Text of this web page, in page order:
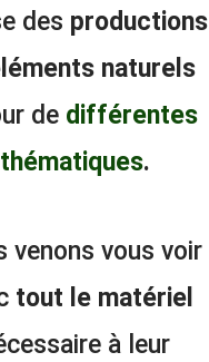
des productions
naturels
de différentes
thématiques.
venons vous voir
tout le matériel
à leur